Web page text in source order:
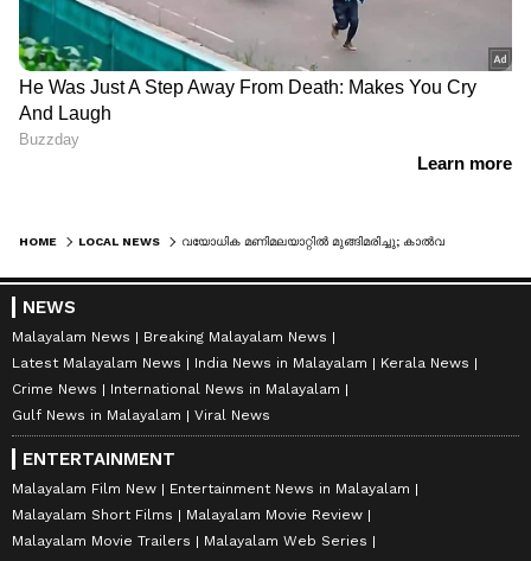
HOME LOCAL NEWS
NEWS
Malayalam News
Breaking Malayalam News
Latest Malayalam News
India News in Malayalam
Kerala News
Crime News
International News in Malayalam
Gulf News in Malayalam
Viral News
ENTERTAINMENT
Malayalam Film New
Entertainment News in Malayalam
Malayalam Short Films
Malayalam Movie Review
Malayalam Movie Trailers
Malayalam Web Series